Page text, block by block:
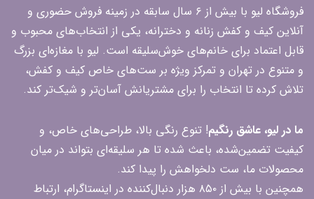
فروشگاه لیو با بیش از ۶ سال سابقه در زمینه فروش حضوری و
آنلاین کیف و کفش زنانه و دخترانه، یکی از انتخاب‌های محبوب و
قابل اعتماد برای خانم‌های خوش‌سلیقه است. لیو با مغازه‌ای بزرگ
و متنوع در تهران و تمرکز ویژه بر ست‌های خاص کیف و کفش،
تلاش کرده تا انتخاب را برای مشتریانش آسان‌تر و شیک‌تر کند.
ما در لیو، عاشق رنگیم! تنوع رنگی بالا، طراحی‌های خاص، و
کیفیت تضمین‌شده، باعث شده تا هر سلیقه‌ای بتواند در میان
محصولات ما، ست دلخواهش را پیدا کند.
همچنین با بیش از ۸۵۰ هزار دنبال‌کننده در اینستاگرام، ارتباط